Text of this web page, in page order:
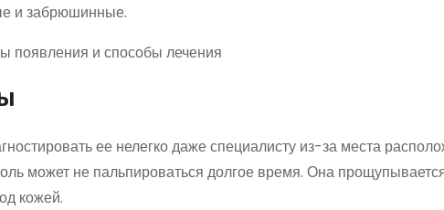
и забрюшинные.
ее нелегко даже специалисту из-за места
может не пальпироваться долгое время. Она
кожей.